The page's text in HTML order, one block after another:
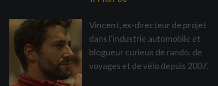
Vincent, ex-directeur de projet
dans l'industrie automobile et
blogueur curieux de rando, de
voyages et de vélo depuis 2007.